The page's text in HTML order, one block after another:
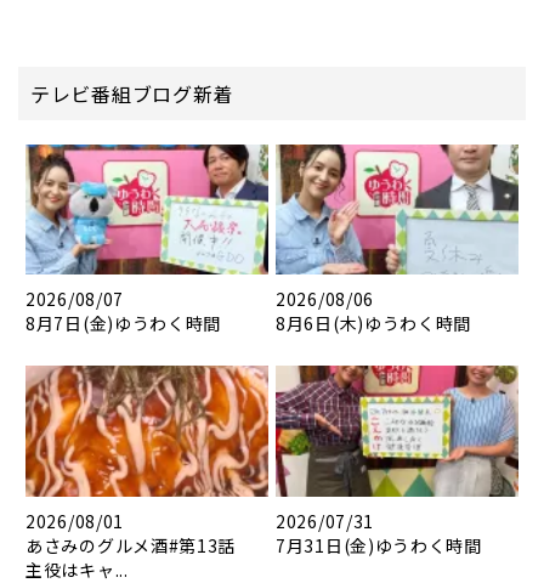
テレビ番組ブログ新着
2026/08/07
8月7日(金)ゆうわく時間
2026/08/06
8月6日(木)ゆうわく時間
2026/08/01
あさみのグルメ酒#第13話
主役はキャ...
2026/07/31
7月31日(金)ゆうわく時間